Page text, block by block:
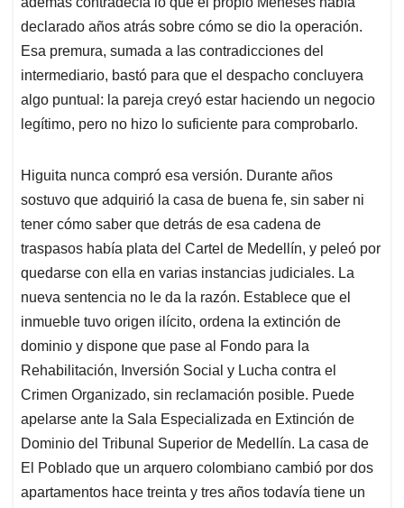
declarado años atrás sobre cómo se dio la operación.
Esa premura, sumada a las contradicciones del
intermediario, bastó para que el despacho concluyera
algo puntual: la pareja creyó estar haciendo un negocio
legítimo, pero no hizo lo suficiente para comprobarlo.
Higuita nunca compró esa versión. Durante años
sostuvo que adquirió la casa de buena fe, sin saber ni
tener cómo saber que detrás de esa cadena de
traspasos había plata del Cartel de Medellín, y peleó por
quedarse con ella en varias instancias judiciales. La
nueva sentencia no le da la razón. Establece que el
inmueble tuvo origen ilícito, ordena la extinción de
dominio y dispone que pase al Fondo para la
Rehabilitación, Inversión Social y Lucha contra el
Crimen Organizado, sin reclamación posible. Puede
apelarse ante la Sala Especializada en Extinción de
Dominio del Tribunal Superior de Medellín. La casa de
El Poblado que un arquero colombiano cambió por dos
apartamentos hace treinta y tres años todavía tiene un